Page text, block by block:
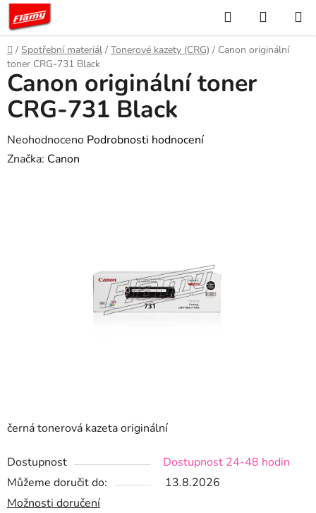
Přejít
obsah
Hledat
KOŠÍK
Domů
/ Spotřební materiál / Tonerové kazety (CRG) / Canon originální
toner CRG-731 Black
černá tonerová kazeta originální
Dostupnost
Dostupnost 24-48 hodin
Můžeme doručit do:
13.8.2026
Možnosti doručení
Canon originální toner
CRG-731 Black
Průměrné
hodnocení
Neohodnoceno Podrobnosti hodnocení
Značka: Canon